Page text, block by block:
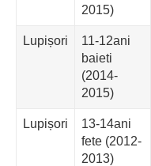
2015)
Lupișori
11-12ani
baieti
(2014-
2015)
Lupișori
13-14ani
fete (2012-
2013)